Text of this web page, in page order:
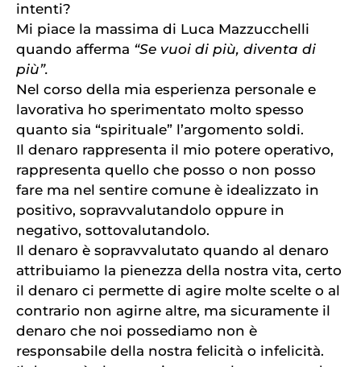
intenti?
Mi piace la massima di Luca Mazzucchelli
quando afferma “Se vuoi di più, diventa di
più”.
Nel corso della mia esperienza personale e
lavorativa ho sperimentato molto spesso
quanto sia “spirituale” l’argomento soldi.
Il denaro rappresenta il mio potere operativo,
rappresenta quello che posso o non posso
fare ma nel sentire comune è idealizzato in
positivo, sopravvalutandolo oppure in
negativo, sottovalutandolo.
Il denaro è sopravvalutato quando al denaro
attribuiamo la pienezza della nostra vita, certo
il denaro ci permette di agire molte scelte o al
contrario non agirne altre, ma sicuramente il
denaro che noi possediamo non è
responsabile della nostra felicità o infelicità.